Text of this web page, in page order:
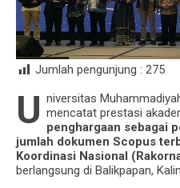
Jumlah pengunjung : 275
U niversitas
mencatat prestasi
penghargaan sebagai
jumlah dokumen Scopus
Koordinasi Nasional
berlangsung di Balikpapan,